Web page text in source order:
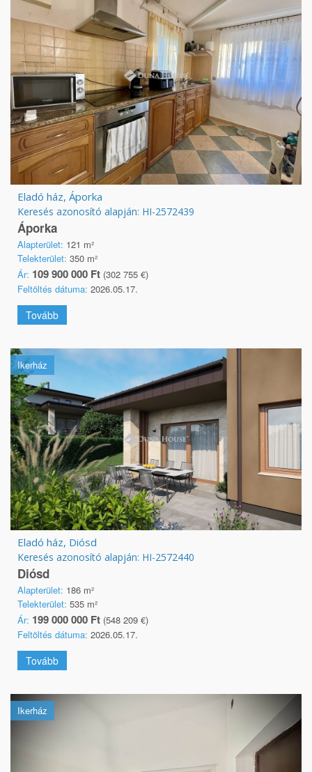
Eladó ház, Áporka
Keresés azonosító alapján: HI-2572439
Áporka
Alapterület: 121 m²
Telekterület: 350 m²
Ár: 109 900 000 Ft (302 755 €)
Feltöltés dátuma: 2026.05.17.
Tovább
Ikerház
Eladó ház, Diósd
Keresés azonosító alapján: HI-2572440
Diósd
Alapterület: 186 m²
Telekterület: 535 m²
Ár: 199 000 000 Ft (548 209 €)
Feltöltés dátuma: 2026.05.17.
Tovább
Ikerház